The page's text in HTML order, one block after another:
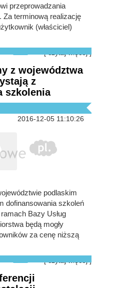
przeprowadzania
Za terminową realizację
(właściciel)
z województwa
z
szkolenia
2016-12-05 11:10:26
podlaskim
dofinansowania szkoleń
Bazy Usług
będą mogły
za cenę niższą